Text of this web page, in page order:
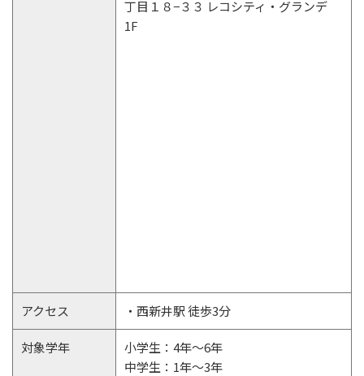
丁目１８−３３ レコシティ・グランデ
1F
アクセス ・西新井駅 徒歩3分
対象学年
小学生：4年～6年
中学生：1年～3年